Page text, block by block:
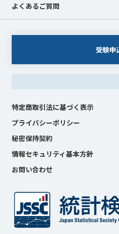
よくあるご質問
受験申
特定商取引法に基づく表示
プライバシーポリシー
秘密保持契約
情報セキュリティ基本方針
お問い合わせ